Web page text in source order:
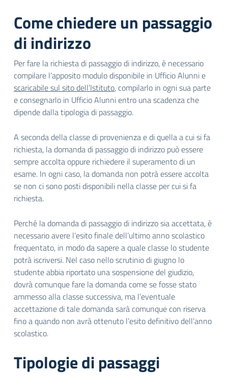
Come chiedere un passaggio
di indirizzo
Per fare la richiesta di passaggio di indirizzo, è necessario
compilare l’apposito modulo disponibile in Ufficio Alunni e
scaricabile sul sito dell’Istituto, compilarlo in ogni sua parte
e consegnarlo in Ufficio Alunni entro una scadenza che
dipende dalla tipologia di passaggio.
A seconda della classe di provenienza e di quella a cui si fa
richiesta, la domanda di passaggio di indirizzo può essere
sempre accolta oppure richiedere il superamento di un
esame. In ogni caso, la domanda non potrà essere accolta
se non ci sono posti disponibili nella classe per cui si fa
richiesta.
Perché la domanda di passaggio di indirizzo sia accettata, è
necessario avere l’esito finale dell’ultimo anno scolastico
frequentato, in modo da sapere a quale classe lo studente
potrà iscriversi. Nel caso nello scrutinio di giugno lo
studente abbia riportato una sospensione del giudizio,
dovrà comunque fare la domanda come se fosse stato
ammesso alla classe successiva, ma l’eventuale
accettazione di tale domanda sarà comunque con riserva
fino a quando non avrà ottenuto l’esito definitivo dell’anno
scolastico.
Tipologie di passaggi